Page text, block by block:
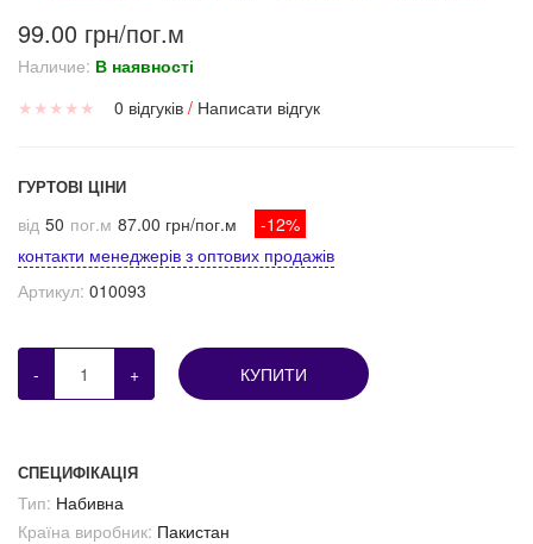
99.00 грн/пог.м
Наличие: В наявності
★ ★ ★ ★ ★ 0 відгуків / Написати відгук
ГУРТОВІ ЦІНИ
від 50 пог.м 87.00 грн/пог.м
-12%
контакти менеджерів з оптових продажів
Артикул: 010093
- + КУПИТИ
СПЕЦИФІКАЦІЯ
Тип: Набивна
Країна виробник: Пакистан